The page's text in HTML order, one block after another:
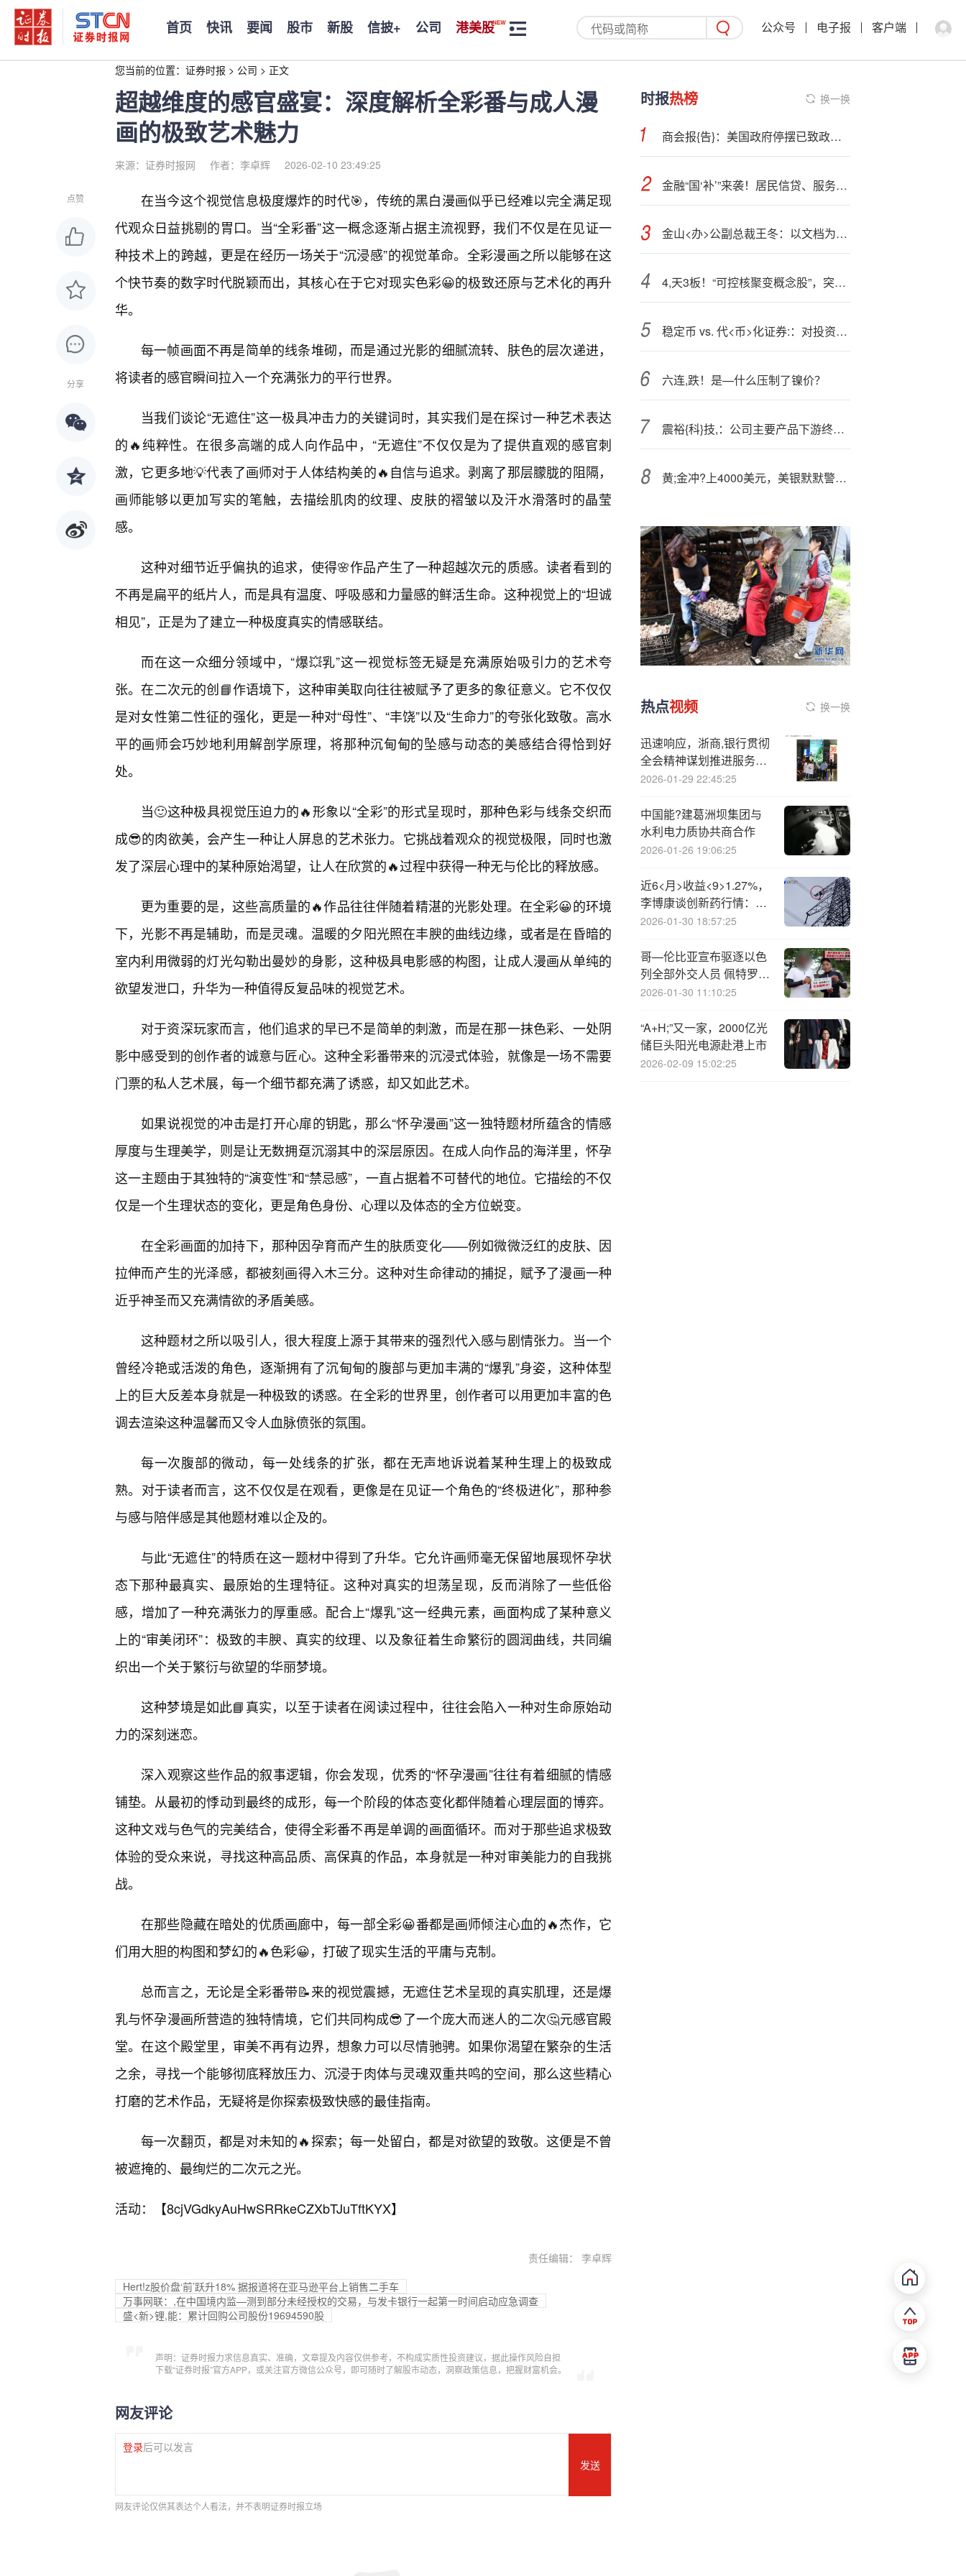
首页 快讯 要闻 股市 新股 信披+ 公司 港美股 公众号 电子报 客户端
您当前的位置： 证券时报 > 公司 > 正文
超越维度的感官盛宴：深度解析全彩番与成人漫
画的极致艺术魅力
来源：证券时报网 作者：李卓辉 2026-02-10 23:49:25
点赞
分享
在当今这个视觉信息极度爆炸的时代🎯，传统的黑白漫画似乎已经难以完全满足现
代观众日益挑剔的胃口。当“全彩番”这一概念逐渐占据主流视野，我们不仅是在见证一
种技术上的跨越，更是在经历一场关于“沉浸感”的视觉革命。全彩漫画之所以能够在这
个快节奏的数字时代脱颖而出，其核心在于它对现实色彩😀的极致还原与艺术化的再升
华。
每一帧画面不再是简单的线条堆砌，而是通过光影的细腻流转、肤色的层次递进，
将读者的感官瞬间拉入一个充满张力的平行世界。
当我们谈论“无遮住”这一极具冲击力的关键词时，其实我们是在探讨一种艺术表达
的🔥纯粹性。在很多高端的成人向作品中，“无遮住”不仅仅是为了提供直观的感官刺
激，它更多地💡代表了画师对于人体结构美的🔥自信与追求。剥离了那层朦胧的阻隔，
画师能够以更加写实的笔触，去描绘肌肉的纹理、皮肤的褶皱以及汗水滑落时的晶莹
感。
这种对细节近乎偏执的追求，使得🌸作品产生了一种超越次元的质感。读者看到的
不再是扁平的纸片人，而是具有温度、呼吸感和力量感的鲜活生命。这种视觉上的“坦诚
相见”，正是为了建立一种极度真实的情感联结。
而在这一众细分领域中，“爆💥乳”这一视觉标签无疑是充满原始吸引力的艺术夸
张。在二次元的创📘作语境下，这种审美取向往往被赋予了更多的象征意义。它不仅仅
是对女性第二性征的强化，更是一种对“母性”、“丰饶”以及“生命力”的夸张化致敬。高水
平的画师会巧妙地利用解剖学原理，将那种沉甸甸的坠感与动态的美感结合得恰到好
处。
当🙂这种极具视觉压迫力的🔥形象以“全彩”的形式呈现时，那种色彩与线条交织而
成😎的肉欲美，会产生一种让人屏息的艺术张力。它挑战着观众的视觉极限，同时也激
发了深层心理中的某种原始渴望，让人在欣赏的🔥过程中获得一种无与伦比的释放感。
更为重要的是，这些高质量的🔥作品往往伴随着精湛的光影处理。在全彩😀的环境
下，光影不再是辅助，而是灵魂。温暖的夕阳光照在丰腴的曲线边缘，或者是在昏暗的
室内利用微弱的灯光勾勒出曼妙的身影，这种极具电影感的构图，让成人漫画从单纯的
欲望发泄口，升华为一种值得反复品味的视觉艺术。
对于资深玩家而言，他们追求的早已不是简单的刺激，而是在那一抹色彩、一处阴
影中感受到的创作者的诚意与匠心。这种全彩番带来的沉浸式体验，就像是一场不需要
门票的私人艺术展，每一个细节都充满了诱惑，却又如此艺术。
如果说视觉的冲击是打开心扉的钥匙，那么“怀孕漫画”这一独特题材所蕴含的情感
厚度与生理美学，则是让无数拥趸沉溺其中的深层原因。在成人向作品的海洋里，怀孕
这一主题由于其独特的“演变性”和“禁忌感”，一直占据着不可替代的地位。它描绘的不仅
仅是一个生理状态的变化，更是角色身份、心理以及体态的全方位蜕变。
在全彩画面的加持下，那种因孕育而产生的肤质变化——例如微微泛红的皮肤、因
拉伸而产生的光泽感，都被刻画得入木三分。这种对生命律动的捕捉，赋予了漫画一种
近乎神圣而又充满情欲的矛盾美感。
这种题材之所以吸引人，很大程度上源于其带来的强烈代入感与剧情张力。当一个
曾经冷艳或活泼的角色，逐渐拥有了沉甸甸的腹部与更加丰满的“爆乳”身姿，这种体型
上的巨大反差本身就是一种极致的诱惑。在全彩的世界里，创作者可以用更加丰富的色
调去渲染这种温馨而又令人血脉偾张的氛围。
每一次腹部的微动，每一处线条的扩张，都在无声地诉说着某种生理上的极致成
熟。对于读者而言，这不仅仅是在观看，更像是在见证一个角色的“终极进化”，那种参
与感与陪伴感是其他题材难以企及的。
与此“无遮住”的特质在这一题材中得到了升华。它允许画师毫无保留地展现怀孕状
态下那种最真实、最原始的生理特征。这种对真实的坦荡呈现，反而消除了一些低俗
感，增加了一种充满张力的厚重感。配合上“爆乳”这一经典元素，画面构成了某种意义
上的“审美闭环”：极致的丰腴、真实的纹理、以及象征着生命繁衍的圆润曲线，共同编
织出一个关于繁衍与欲望的华丽梦境。
这种梦境是如此📘真实，以至于读者在阅读过程中，往往会陷入一种对生命原始动
力的深刻迷恋。
深入观察这些作品的叙事逻辑，你会发现，优秀的“怀孕漫画”往往有着细腻的情感
铺垫。从最初的悸动到最终的成形，每一个阶段的体态变化都伴随着心理层面的博弈。
这种文戏与色气的完美结合，使得全彩番不再是单调的画面循环。而对于那些追求极致
体验的受众来说，寻找这种高品质、高保真的作品，本身就是一种对审美能力的自我挑
战。
在那些隐藏在暗处的优质画廊中，每一部全彩😀番都是画师倾注心血的🔥杰作，它
们用大胆的构图和梦幻的🔥色彩😀，打破了现实生活的平庸与克制。
总而言之，无论是全彩番带📝来的视觉震撼，无遮住艺术呈现的真实肌理，还是爆
乳与怀孕漫画所营造的独特情境，它们共同构成😎了一个庞大而迷人的二次🤔元感官殿
堂。在这个殿堂里，审美不再有边界，想象力可以尽情驰骋。如果你渴望在繁杂的生活
之余，寻找一个能够彻底释放压力、沉浸于肉体与灵魂双重共鸣的空间，那么这些精心
打磨的艺术作品，无疑将是你探索极致快感的最佳指南。
每一次翻页，都是对未知的🔥探索；每一处留白，都是对欲望的致敬。这便是不曾
被遮掩的、最绚烂的二次元之光。
活动：【8cjVGdkyAuHwSRRkeCZXbTJuTftKYX】
责任编辑： 李卓辉
Hert!z股价盘‘前’跃升18% 据报道将在亚马逊平台上销售二手车
万事网联：,在中国境内监—测到部分未经授权的交易，与发卡银行一起第一时间启动应急调查
盛<新>锂,能：累计回购公司股份19694590股
声明：证券时报力求信息真实、准确，文章提及内容仅供参考，不构成实质性投资建议，据此操作风险自担
下载“证券时报”官方APP，或关注官方微信公众号，即可随时了解股市动态，洞察政策信息，把握财富机会。
网友评论
登录后可以发言
发送
网友评论仅供其表达个人看法，并不表明证券时报立场
时报热榜 换一换
商会报{告}：美国政府停摆已致政府承包商损失120亿美元
金融“国‘补’”来袭！居民信贷、服务业融资成本进一步降低
金山<办>公副总裁王冬：以文档为基、AI为翼 构建差异化办公新生态
4,天3板！“可控核聚变概念股”，突发澄清公告！
稳定币 vs. 代<币>化证券:：对投资者的风险与收益
六连,跌！是—什么压制了镍价？
震裕{科}技,：公司主要产品下游终端客户大部分为新能源电动汽车
黄;金冲?上4000美元，美银默默警告：三大信号暗示回调在即！
热点视频 换一换
迅速响应，浙商,银行贯彻
全会精神谋划推进服务浙
商高质量发展蓝图
2026-01-29 22:45:25
中国能?建葛洲坝集团与
水利电力质协共商合作
2026-01-26 19:06:25
近6<月>收益<9>1.27%，
李博康谈创新药行情：下
半年催化剂很多，很多公
条主线
2026-01-30 18:57:25
哥—伦比亚宣布驱逐以色
列全部外交人员 佩特罗发
声!土耳其谴责以袭击“全
爆发示威活动
2026-01-30 11:10:25
“A+H;”又一家，2000亿光
储巨头阳光电源赴港上市
2026-02-09 15:02:25